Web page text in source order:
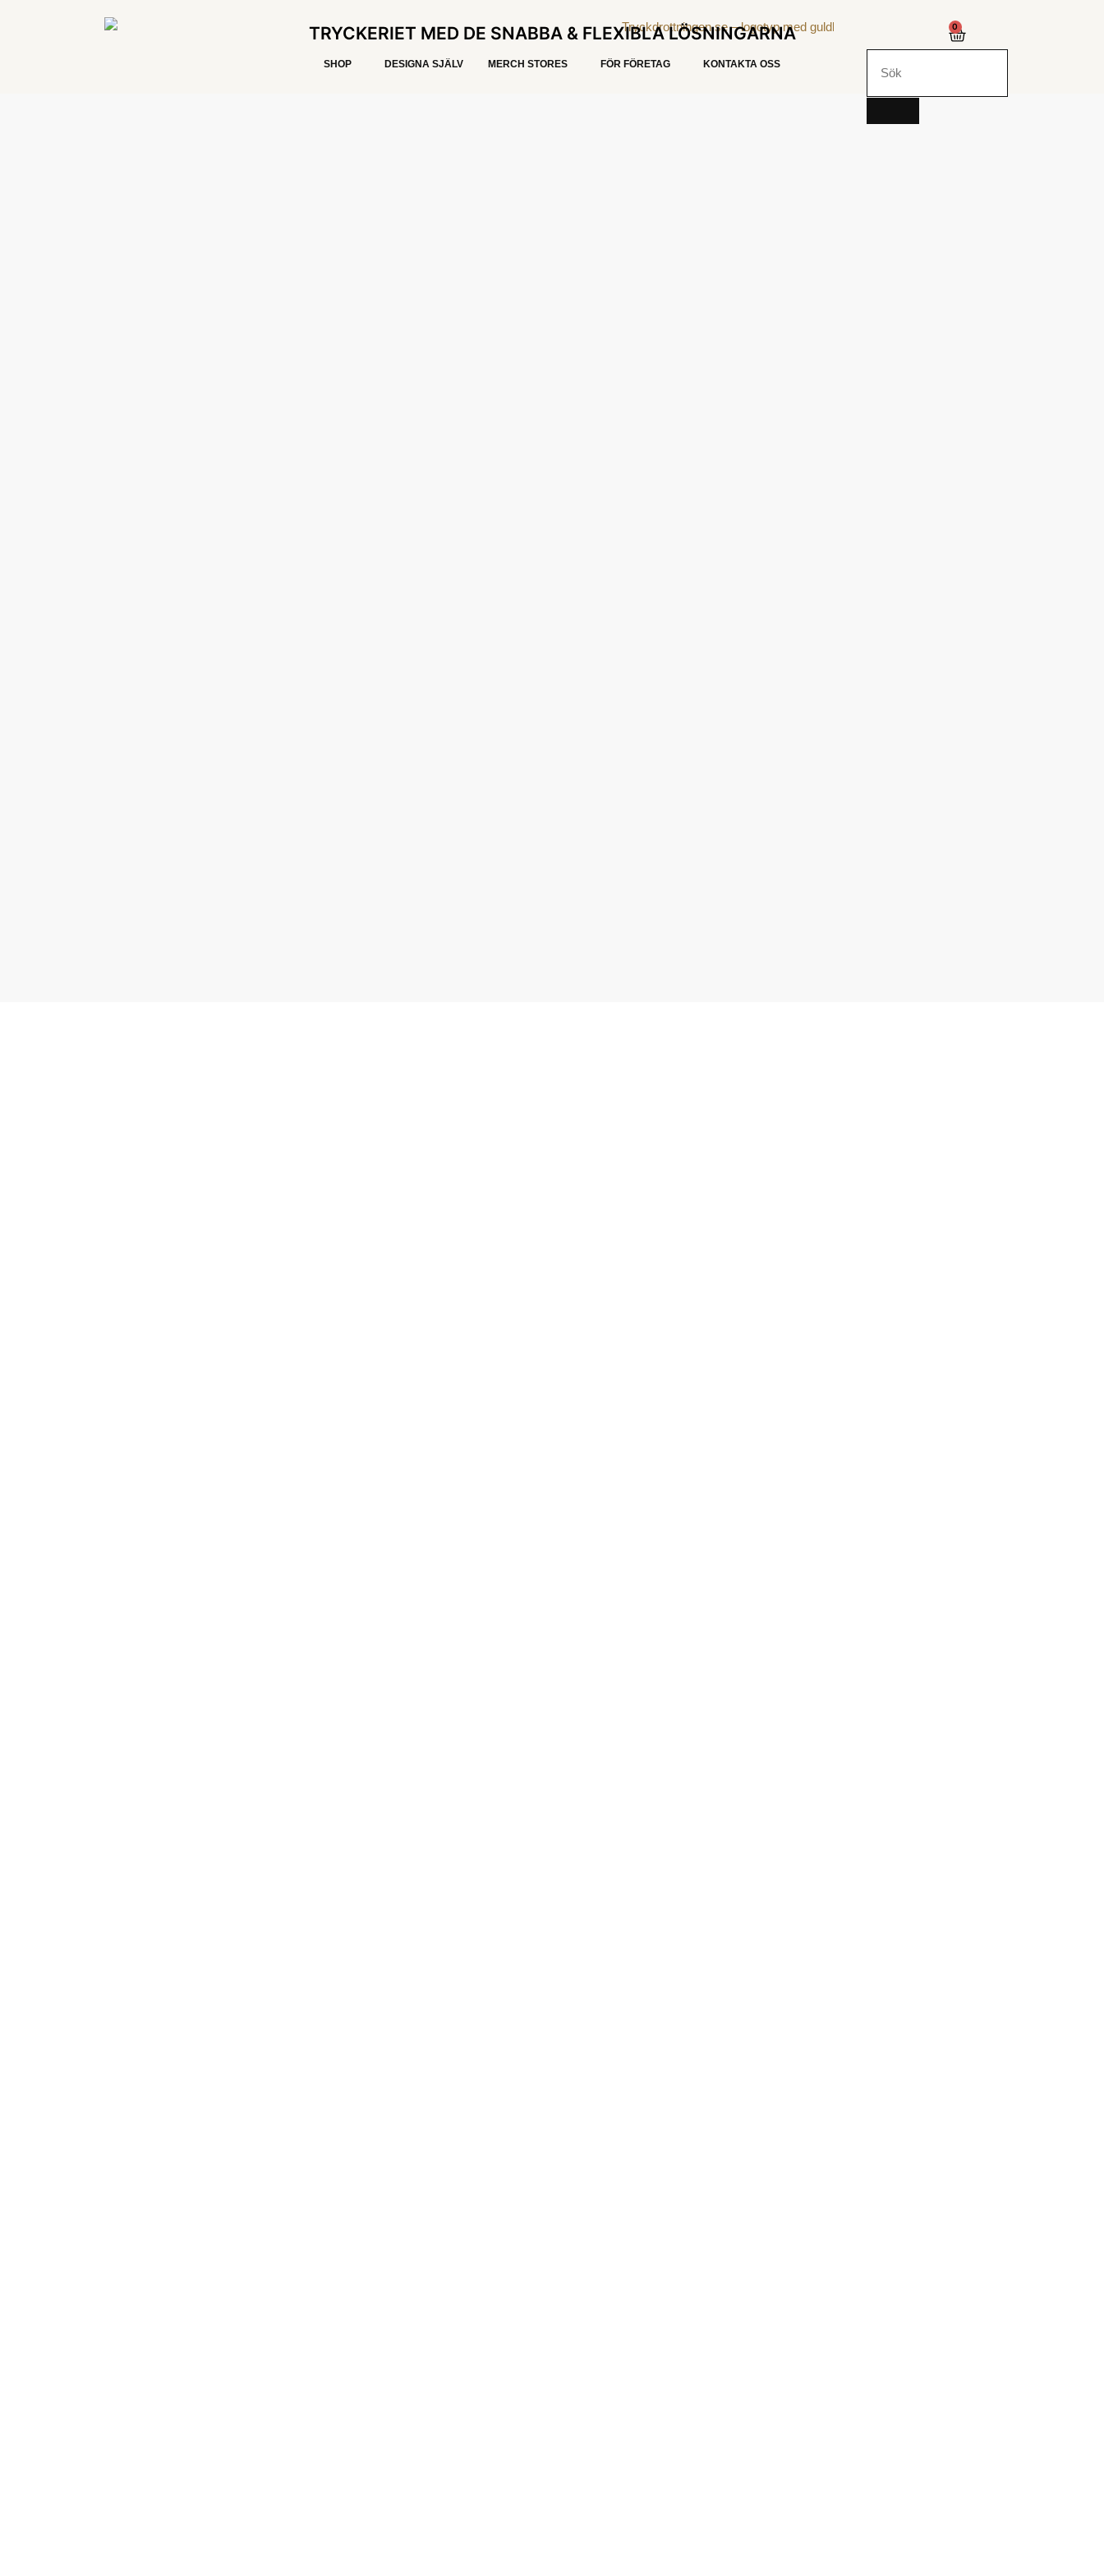
TRYCKERIET MED DE SNABBA & FLEXIBLA LÖSNINGARNA
SHOP DESIGNA SJÄLV MERCH STORES FÖR FÖRETAG KONTAKTA OSS
0